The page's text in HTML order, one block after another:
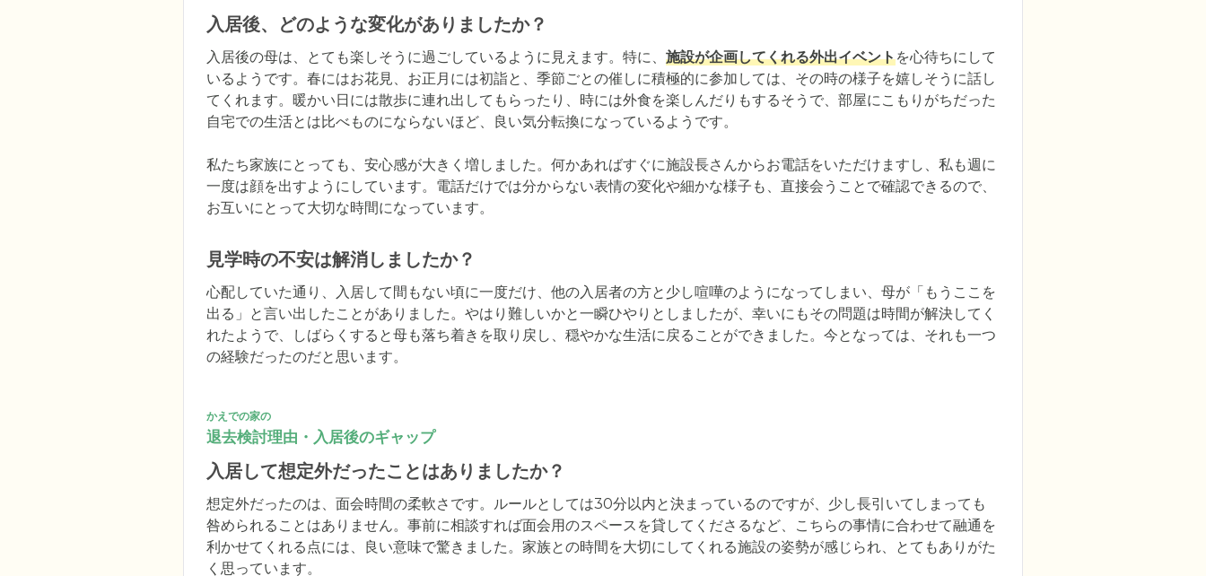
入居後、どのような変化がありましたか？
入居後の母は、とても楽しそうに過ごしているように見えます。特に、 施設が企画してくれる外出イベントを心待ちにして
いるようです。春にはお花見、お正月には初詣と、季節ごとの催しに積極的に参加しては、その時の様子を嬉しそうに話し
てくれます。暖かい日には散歩に連れ出してもらったり、時には外食を楽しんだりもするそうで、部屋にこもりがちだった
自宅での生活とは比べものにならないほど、良い気分転換になっているようです。
私たち家族にとっても、安心感が大きく増しました。何かあればすぐに施設長さんからお電話をいただけますし、私も週に
一度は顔を出すようにしています。電話だけでは分からない表情の変化や細かな様子も、直接会うことで確認できるので、
お互いにとって大切な時間になっています。
見学時の不安は解消しましたか？
心配していた通り、入居して間もない頃に一度だけ、他の入居者の方と少し喧嘩のようになってしまい、母が「もうここを
出る」と言い出したことがありました。やはり難しいかと一瞬ひやりとしましたが、幸いにもその問題は時間が解決してく
れたようで、しばらくすると母も落ち着きを取り戻し、穏やかな生活に戻ることができました。今となっては、それも一つ
の経験だったのだと思います。
かえでの家の
退去検討理由・入居後のギャップ
入居して想定外だったことはありましたか？
想定外だったのは、面会時間の柔軟さです。ルールとしては30分以内と決まっているのですが、少し長引いてしまっても
咎められることはありません。事前に相談すれば面会用のスペースを貸してくださるなど、こちらの事情に合わせて融通を
利かせてくれる点には、良い意味で驚きました。家族との時間を大切にしてくれる施設の姿勢が感じられ、とてもありがた
く思っています。